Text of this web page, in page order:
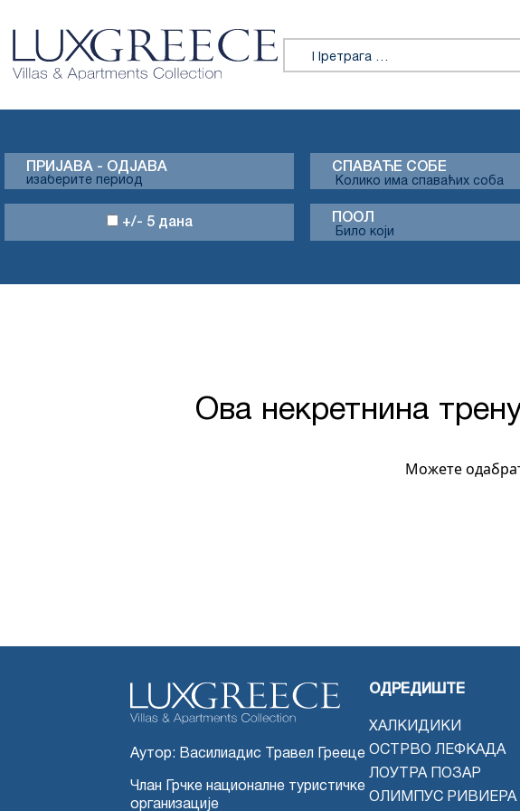
Претражи:
ПРИЈАВА - ОДЈАВА СПАВАЋЕ СОБЕ
+/- 5 дана ПООЛ
Ова некретнина
Можете
Аутор: Василиадис Травел Грееце
Члан Грчке националне туристичке
организације
ОДРЕДИШТЕ
ХАЛКИДИКИ
ОСТРВО ЛЕФКАДА
ЛОУТРА ПОЗАР
ОЛИМПУС РИВИЕРА